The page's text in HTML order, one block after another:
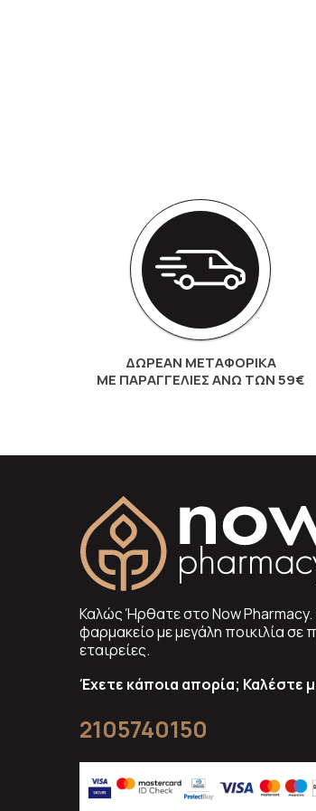
ΔΩΡΕΑΝ ΜΕΤΑΦΟΡΙΚΑ
ΜΕ ΠΑΡΑΓΓΕΛΊΕΣ ΆΝΩ ΤΩΝ 59€
Καλώς Ήρθατε στο Now Pharmacy.
φαρμακείο με μεγάλη ποικιλία σε
εταιρείες.
Έχετε κάποια απορία; Καλέστε
2105740150